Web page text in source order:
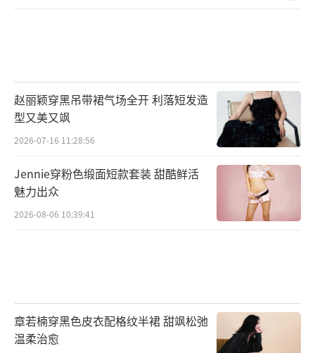
赵丽颖穿黑吊带裙气场全开 利落短发造
型又美又飒
2026-07-16 11:28:56
Jennie穿粉色缎面短款套装 甜酷鲜活
魅力出众
2026-08-06 10:39:41
章若楠穿黑色皮衣配格纹半裙 甜飒松弛
温柔治愈